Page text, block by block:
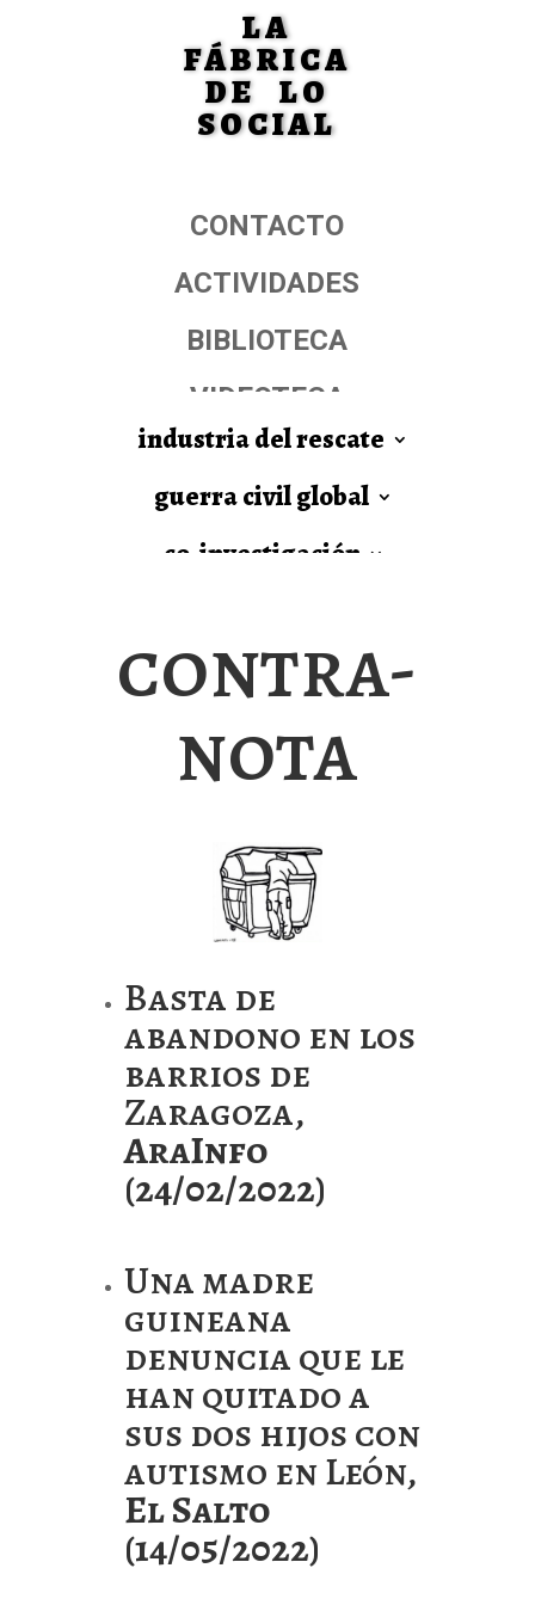
LA
FÁBRICA
DE LO
SOCIAL
CONTACTO
ACTIVIDADES
BIBLIOTECA
VIDEOTECA
industria del rescate
guerra civil global
co-investigación
contra-
nota
Basta de
abandono en los
barrios de
Zaragoza,
AraInfo
(24/02/2022)
Una madre
guineana
denuncia que le
han quitado a
sus dos hijos con
autismo en León,
El Salto
(14/05/2022)